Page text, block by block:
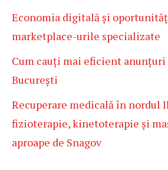
Economia digitală și
marketplace-urile specializate
Cum cauți mai eficient
București
Recuperare medicală în nordul
fizioterapie, kinetoterapie și
aproape de Snagov